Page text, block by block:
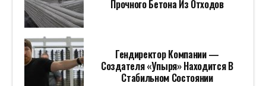
Прочного Бетона Из Отходов
Гендиректор Компании —
Создателя «Упыря» Находится В
Стабильном Состоянии